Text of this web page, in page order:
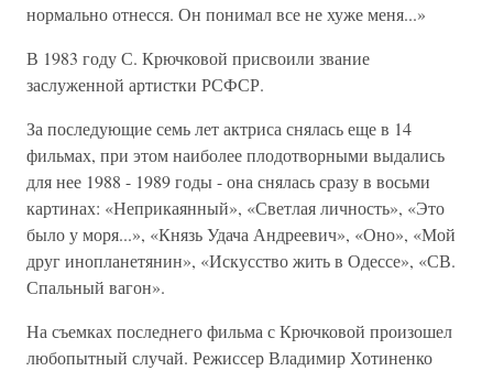
нормально отнесся. Он понимал все не хуже меня...»
В 1983 году С. Крючковой присвоили звание
заслуженной артистки РСФСР.
За последующие семь лет актриса снялась еще в 14
фильмах, при этом наиболее плодотворными выдались
для нее 1988 - 1989 годы - она снялась сразу в восьми
картинах: «Неприкаянный», «Светлая личность», «Это
было у моря...», «Князь Удача Андреевич», «Оно», «Мой
друг инопланетянин», «Искусство жить в Одессе», «СВ.
Спальный вагон».
На съемках последнего фильма с Крючковой произошел
любопытный случай. Режиссер Владимир Хотиненко